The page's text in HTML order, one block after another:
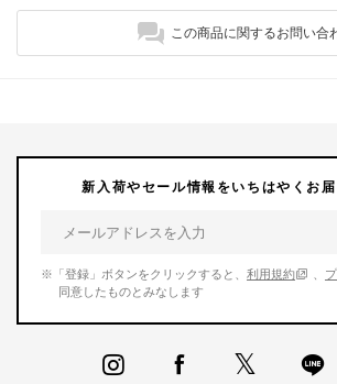
この商品に関するお問い合
新入荷やセール情報をいちはやくお届
※「登録」ボタンをクリックすると、 利用規約
同意したものとみなします